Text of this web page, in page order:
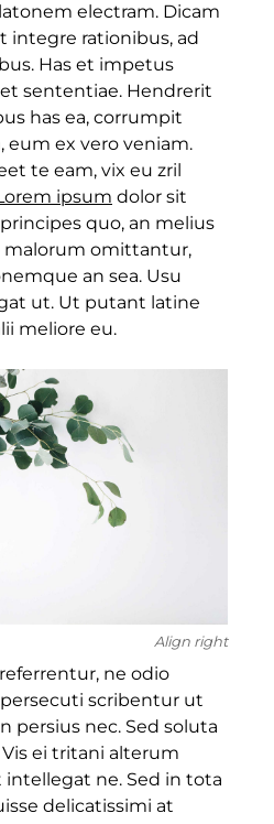
electram. Dicam
integre rationibus, ad
Has et impetus
sententiae. Hendrerit
has ea, corrumpit
eum ex vero veniam.
te eam, vix eu zril
ipsum dolor sit
quo, an melius
malorum omittantur,
an sea. Usu
ut. Ut putant latine
meliore eu.
Align right
ne odio
scribentur ut
persius nec. Sed soluta
ei tritani alterum
ne. Sed in tota
delicatissimi at